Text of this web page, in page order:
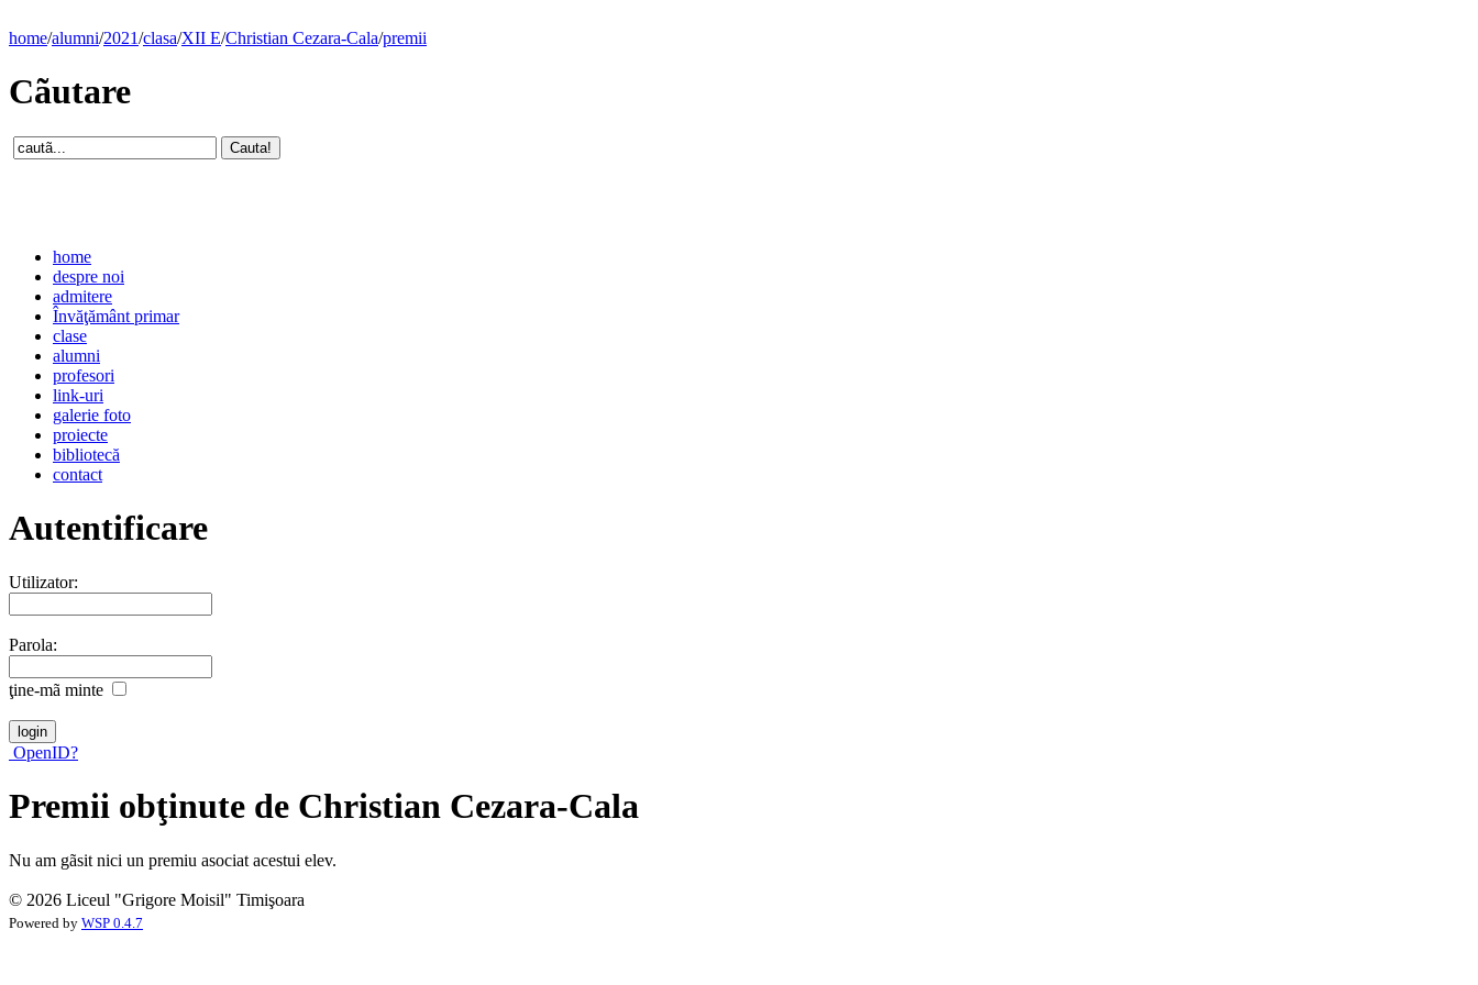
home/alumni/2021/clasa/XII E/Christian Cezara-Cala/premii
Cãutare
home
despre noi
admitere
Învăţământ primar
clase
alumni
profesori
link-uri
galerie foto
proiecte
bibliotecă
contact
Autentificare
Utilizator:
Parola:
ţine-mã minte
OpenID?
Premii obţinute de Christian Cezara-Cala
Nu am gãsit nici un premiu asociat acestui elev.
© 2026 Liceul "Grigore Moisil" Timişoara
Powered by WSP 0.4.7